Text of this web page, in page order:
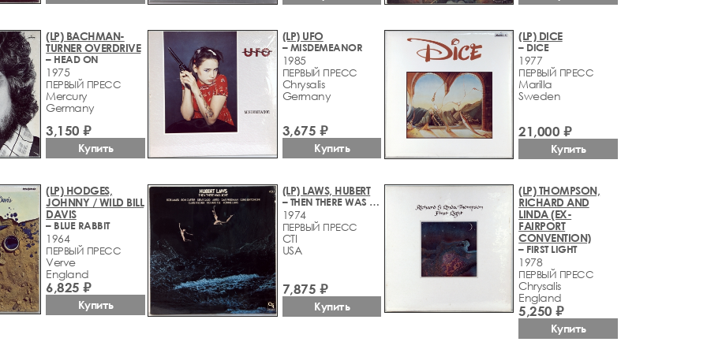
(LP) BACHMAN-
TURNER OVERDRIVE
– HEAD ON
1975
ПЕРВЫЙ ПРЕСС
Mercury
Germany
3,150 ₽
Купить
(LP) UFO
– MISDEMEANOR
1985
ПЕРВЫЙ ПРЕСС
Chrysalis
Germany
3,675 ₽
Купить
(LP) DICE
– DICE
1977
ПЕРВЫЙ ПРЕСС
Marilla
Sweden
21,000 ₽
Купить
(LP) HODGES,
JOHNNY / WILD BILL
DAVIS
– BLUE RABBIT
1964
ПЕРВЫЙ ПРЕСС
Verve
England
6,825 ₽
Купить
(LP) LAWS, HUBERT
– THEN THERE WAS LIGHT (VOL. I)
1974
ПЕРВЫЙ ПРЕСС
CTI
USA
7,875 ₽
Купить
(LP) THOMPSON,
RICHARD AND
LINDA (EX-
FAIRPORT
CONVENTION)
– FIRST LIGHT
1978
ПЕРВЫЙ ПРЕСС
Chrysalis
England
5,250 ₽
Купить